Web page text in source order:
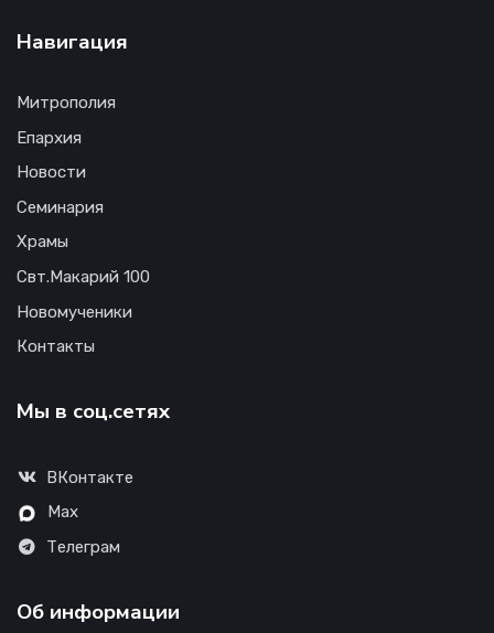
Навигация
Митрополия
Епархия
Новости
Семинария
Храмы
Свт.Макарий 100
Новомученики
Контакты
Мы в соц.сетях
ВКонтакте
Max
Телеграм
Об информации